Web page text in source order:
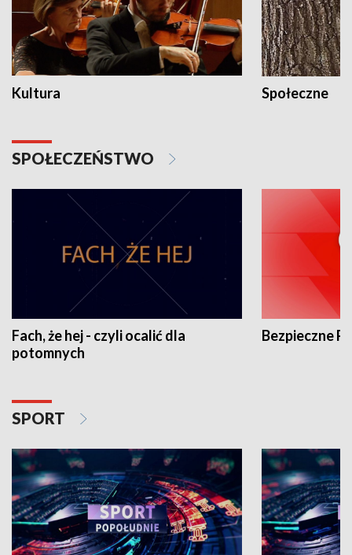
Kultura Społeczne
SPOŁECZEŃSTWO
Fach, że hej - czyli ocalić dla
potomnych
Bezpieczne
SPORT